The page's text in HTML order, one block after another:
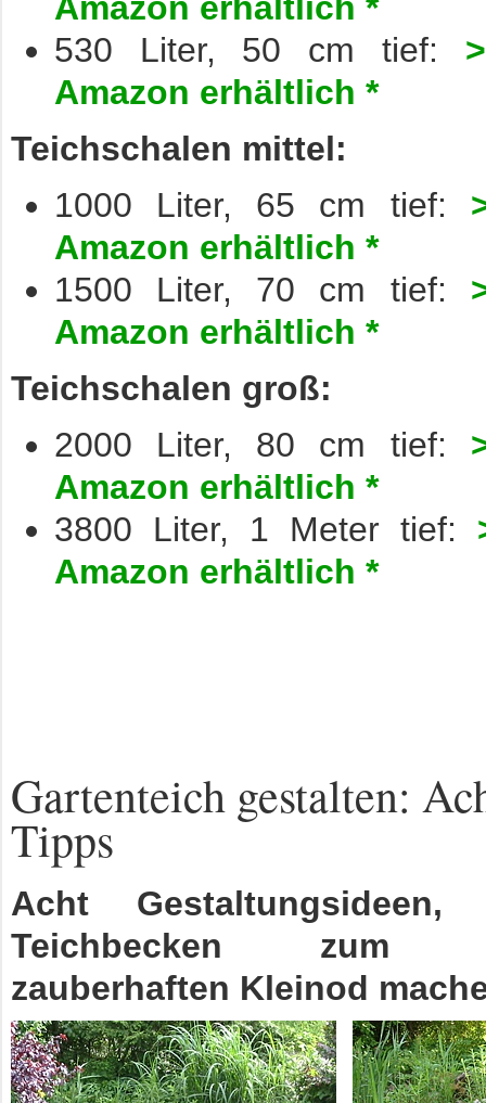
530 Liter, 50 cm tief:
Amazon erhältlich *
Teichschalen mittel:
1000 Liter, 65 cm tief:
Amazon erhältlich *
1500 Liter, 70 cm tief:
Amazon erhältlich *
Teichschalen groß:
2000 Liter, 80 cm tief:
Amazon erhältlich *
3800 Liter, 1 Meter tief:
Amazon erhältlich *
Gartenteich gestalten:
Tipps
Acht
Teichbecken zum
zauberhaften Kleinod